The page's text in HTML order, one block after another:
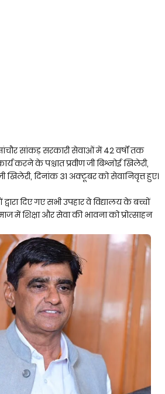
सांकड़ सरकारी सेवाओं में 42 वर्षों तक
करने के पश्चात प्रवीण जी बिश्नोई खिलेरी,
जी खिलेरी, दिनांक 31 अक्टूबर को सेवानिवृत्त हुए।
दिए गए सभी उपहार वे विद्यालय के बच्चों
में शिक्षा और सेवा की भावना को प्रोत्साहन